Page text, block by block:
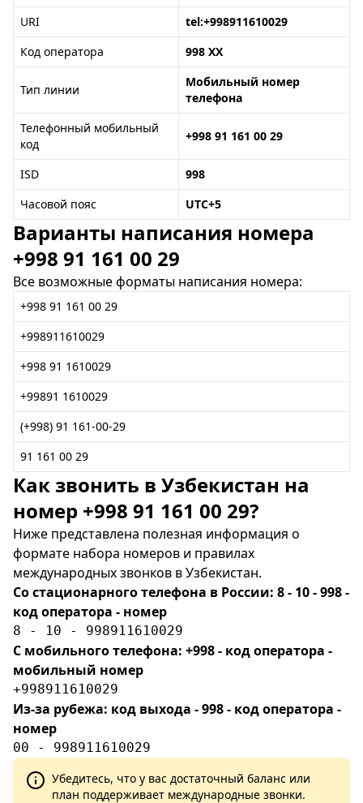
URI
tel:+998911610029
Код оператора
998 XX
Тип линии
Мобильный номер
телефона
Телефонный мобильный
код
+998 91 161 00 29
ISD
998
Часовой пояс
UTC+5
Варианты написания номера
+998 91 161 00 29
Все возможные форматы написания номера:
+998 91 161 00 29
+998911610029
+998 91 1610029
+99891 1610029
(+998) 91 161-00-29
91 161 00 29
Как звонить в Узбекистан на
номер +998 91 161 00 29?
Ниже представлена полезная информация о
формате набора номеров и правилах
международных звонков в Узбекистан.
Со стационарного телефона в России: 8 - 10 - 998 -
код оператора - номер
8 - 10 - 998911610029
С мобильного телефона: +998 - код оператора -
мобильный номер
+998911610029
Из-за рубежа: код выхода - 998 - код оператора -
номер
00 - 998911610029
Убедитесь, что у вас достаточный баланс или
план поддерживает международные звонки.